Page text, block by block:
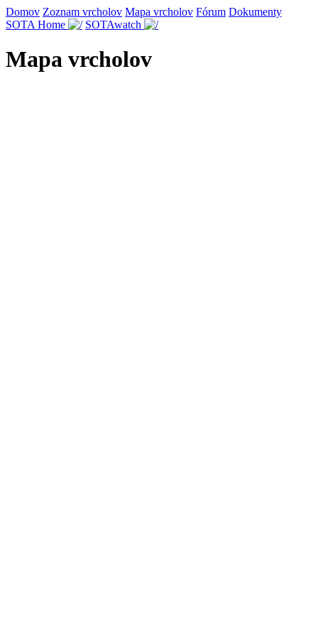
Domov Zoznam vrcholov Mapa vrcholov Fórum Dokumenty
SOTA Home
SOTAwatch
Mapa vrcholov